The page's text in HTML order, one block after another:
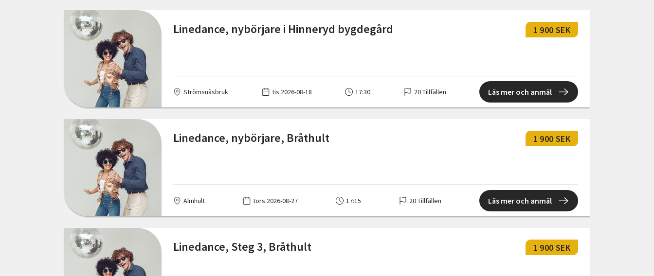
Kristianstad
Kungsbacka
Kungälv
Lindås
Linköping
Ljungby
Ljungsbro
Lund
Madängsholm
Malmö
Märsta
Nacka
Linedance, nybörjare i Hinneryd bygdegård 1 900 SEK
Strömsnäsbruk tis 2026-08-18 17:30 20 Tillfällen Läs mer och anmäl
Linedance, nybörjare, Bråthult 1 900 SEK
Älmhult tors 2026-08-27 17:15 20 Tillfällen Läs mer och anmäl
Linedance, Steg 3, Bråthult 1 900 SEK